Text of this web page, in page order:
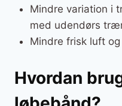
Mindre variation i
med udendørs
Mindre frisk luft
Hvordan